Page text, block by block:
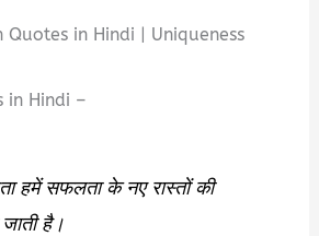
Quotes in Hindi | Uniqueness
in Hindi –
हमें सफलता के नए रास्तों की
है।